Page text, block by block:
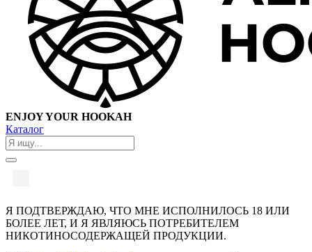
ENJOY YOUR HOOKAH
Каталог
Я ПОДТВЕРЖДАЮ, ЧТО МНЕ ИСПОЛНИЛОСЬ 18 ИЛИ
БОЛЕЕ ЛЕТ, И Я ЯВЛЯЮСЬ ПОТРЕБИТЕЛЕМ
НИКОТИНОСОДЕРЖАЩЕЙ ПРОДУКЦИИ.